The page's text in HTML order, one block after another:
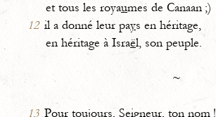
et tous les royaumes de Canaan ;)
12 il a donné leur pays en héritage,
en héritage à Israël, son peuple.
~
13 Pour toujours, Seigneur, ton nom !